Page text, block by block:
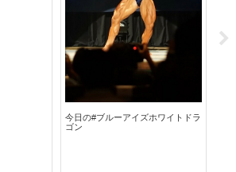
今日の#ブルーアイズホワイトドラ
ゴン